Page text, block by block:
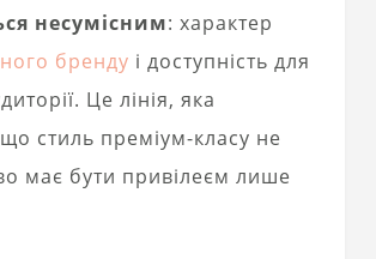
несумісним: характер
бренду і доступність для
Це лінія, яка
стиль преміум-класу не
має бути привілеєм лише